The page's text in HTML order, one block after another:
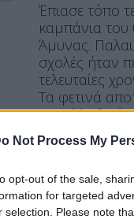
Not Process My
opt-out of the sale,
for targeted
selection. Please note
Έπιασε τόπο
καμπάνια του
Άμυνας.
σχολές ήταν
τελευταίες
Τα φετινά
Πανελλαδικών
πρωτοβουλίες
Άμυνας για
σε
αβεβαιότητα,